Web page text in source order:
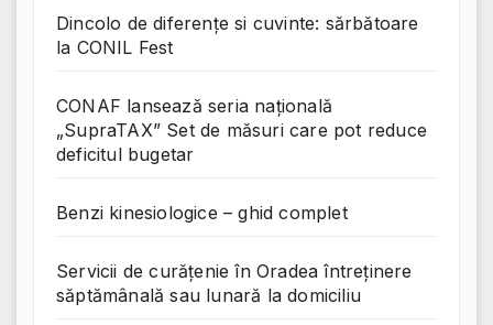
Dincolo de diferențe si cuvinte: sărbătoare
la CONIL Fest
CONAF lansează seria națională
„SupraTAX” Set de măsuri care pot reduce
deficitul bugetar
Benzi kinesiologice – ghid complet
Servicii de curățenie în Oradea întreținere
săptămânală sau lunară la domiciliu